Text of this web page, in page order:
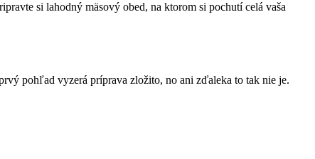
si lahodný mäsový obed, na ktorom si pochutí celá vaša
pohľad vyzerá príprava zložito, no ani zďaleka to tak nie je.